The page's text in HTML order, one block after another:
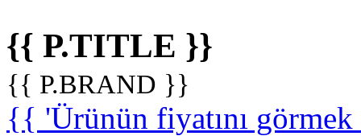
{{ P.TITLE }}
{{ P.BRAND }}
{{ 'Ürünün fiyatını